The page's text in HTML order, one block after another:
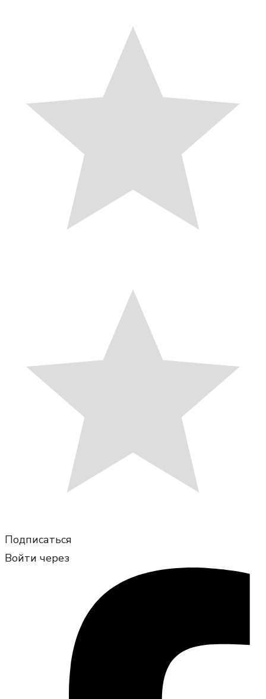
Подписаться
Войти через